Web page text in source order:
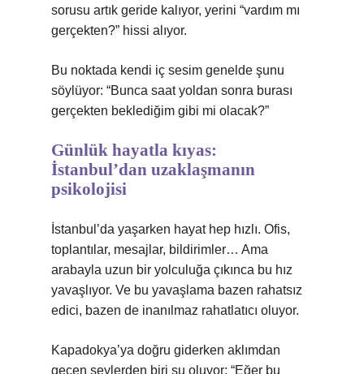
sorusu artık geride kalıyor, yerini “vardım mı
gerçekten?” hissi alıyor.
Bu noktada kendi iç sesim genelde şunu
söylüyor: “Bunca saat yoldan sonra burası
gerçekten beklediğim gibi mi olacak?”
Günlük hayatla kıyas:
İstanbul’dan uzaklaşmanın
psikolojisi
İstanbul’da yaşarken hayat hep hızlı. Ofis,
toplantılar, mesajlar, bildirimler… Ama
arabayla uzun bir yolculuğa çıkınca bu hız
yavaşlıyor. Ve bu yavaşlama bazen rahatsız
edici, bazen de inanılmaz rahatlatıcı oluyor.
Kapadokya’ya doğru giderken aklımdan
geçen şeylerden biri şu oluyor: “Eğer bu